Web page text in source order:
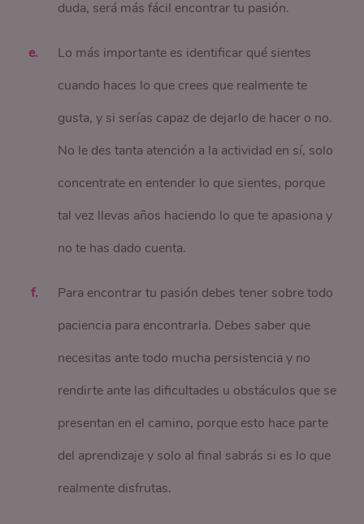
duda, será más fácil encontrar tu pasión.
Lo más importante es identificar qué sientes
cuando haces lo que crees que realmente te
gusta, y si serías capaz de dejarlo de hacer o no.
No le des tanta atención a la actividad en sí, solo
concentrate en entender lo que sientes, porque
tal vez llevas años haciendo lo que te apasiona y
no te has dado cuenta.
Para encontrar tu pasión debes tener sobre todo
paciencia para encontrarla. Debes saber que
necesitas ante todo mucha persistencia y no
rendirte ante las dificultades u obstáculos que se
presentan en el camino, porque esto hace parte
del aprendizaje y solo al final sabrás si es lo que
realmente disfrutas.